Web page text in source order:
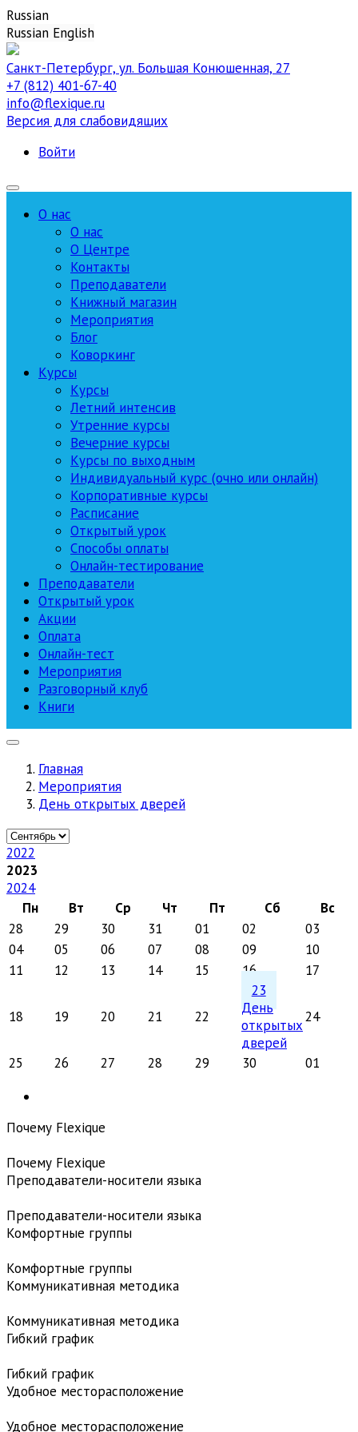
Russian
Russian English
Санкт-Петербург, ул. Большая Конюшенная, 27
+7 (812) 401-67-40
info@flexique.ru
Версия для слабовидящих
Войти
О нас
О нас
О Центре
Контакты
Преподаватели
Книжный магазин
Мероприятия
Блог
Коворкинг
Курсы
Курсы
Летний интенсив
Утренние курсы
Вечерние курсы
Курсы по выходным
Индивидуальный курс (очно или онлайн)
Корпоративные курсы
Расписание
Открытый урок
Способы оплаты
Онлайн-тестирование
Преподаватели
Открытый урок
Акции
Оплата
Онлайн-тест
Мероприятия
Разговорный клуб
Книги
Главная
Мероприятия
День открытых дверей
2022
2023
2024
Пн
Вт Ср Чт Пт Сб
Вс
28
29 30 31 01 02
03
04
05 06 07 08 09
10
11
12 13 14 15 16 17
18 19 20 21 22
23
День
открытых
дверей
24
25 26 27 28 29 30 01
Почему Flexique
Почему Flexique
Преподаватели-носители языка
Преподаватели-носители языка
Комфортные группы
Комфортные группы
Коммуникативная методика
Коммуникативная методика
Гибкий график
Гибкий график
Удобное месторасположение
Удобное месторасположение